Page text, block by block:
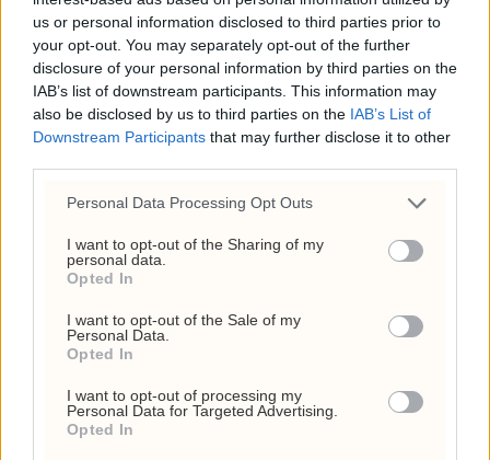
us or personal information disclosed to third parties prior to
your opt-out. You may separately opt-out of the further
disclosure of your personal information by third parties on the
IAB’s list of downstream participants. This information may
also be disclosed by us to third parties on the IAB’s List of
Downstream Participants that may further disclose it to other
Personal Data Processing Opt Outs
I want to opt-out of the Sharing of my
personal data.
Opted In
I want to opt-out of the Sale of my
Personal Data.
Opted In
I want to opt-out of processing my
Personal Data for Targeted Advertising.
Opted In
Frp-topp fikk kvart million
fra First House for
«Trump-VM»-podkast –
Rødts Mímir Kristjánsson
raser